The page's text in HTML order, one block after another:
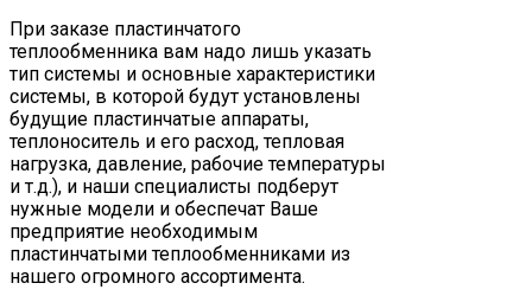
При заказе пластинчатого
теплообменника вам надо лишь указать
тип системы и основные характеристики
системы, в которой будут установлены
будущие пластинчатые аппараты,
теплоноситель и его расход, тепловая
нагрузка, давление, рабочие температуры
и т.д.), и наши специалисты подберут
нужные модели и обеспечат Ваше
предприятие необходимым
пластинчатыми теплообменниками из
нашего огромного ассортимента.